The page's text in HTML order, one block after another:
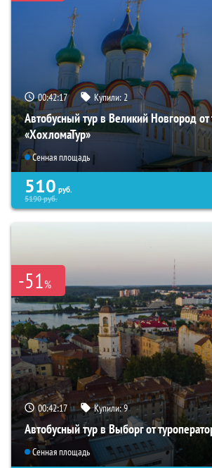
00:42:16 Купили:2
Автобусный тур в Великий Новгород от
«ХохломаТур»
Сенная площадь
510 руб.
5190руб.
-51%
00:42:16 Купили:9
Автобусный тур в Выборг от
Сенная площадь